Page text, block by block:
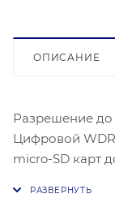
ОПИСАНИЕ
Разрешение до
Цифровой
micro-SD карт